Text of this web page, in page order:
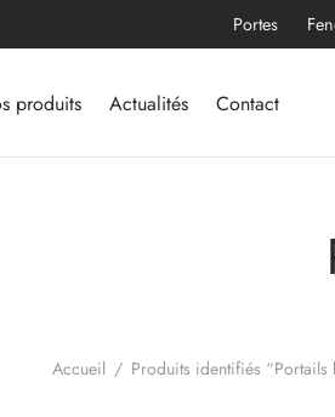
Portes
produits Actualités Contact
Accueil / Produits identifiés “Portails